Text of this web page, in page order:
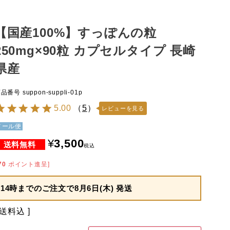
国産100%】すっぽんの粒
粒 カプセルタイプ 長崎
産
番号 suppon-suppli-01p
5.00 （5） レビューを見る
ール便
¥3,500税込
ポイント進呈]
14時までのご注文で8月6日(木) 発送
料込